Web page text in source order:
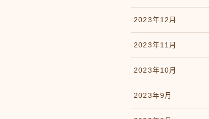
2023年12月
2023年11月
2023年10月
2023年9月